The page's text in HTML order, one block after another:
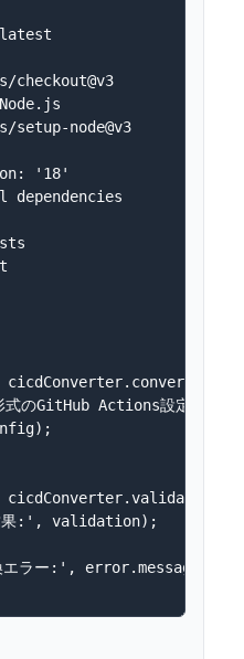
checkout@v3
setup-node@v3
'18'
dependencies
のGitHub Actions設定:');
:', validation);
ラー:', error.message);